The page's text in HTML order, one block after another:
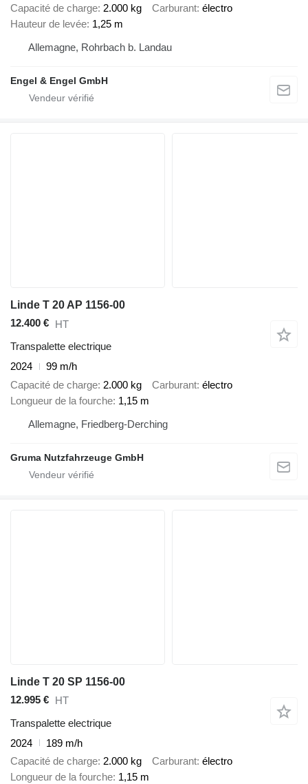
Capacité de charge 2.000 kg Carburant électro
Hauteur de levée 1,25 m
Allemagne, Rohrbach b. Landau
Engel & Engel GmbH
Linde T 20 AP 1156-00
12.400 € HT
Transpalette electrique
2024
99 m/h
Capacité de charge 2.000 kg Carburant électro
Longueur de la fourche 1,15 m
Allemagne, Friedberg-Derching
Gruma Nutzfahrzeuge GmbH
Linde T 20 SP 1156-00
12.995 € HT
Transpalette electrique
2024
189 m/h
Capacité de charge 2.000 kg Carburant électro
Longueur de la fourche 1,15 m